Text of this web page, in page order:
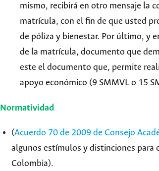
mismo, recibirá en otro mensaje la
matrícula, con el fin de que usted
de póliza y bienestar. Por último, y
de la matrícula, documento que
este el documento que, permite
apoyo económico (9 SMMVL o 15
Normatividad
(Acuerdo 70 de 2009 de Consejo
algunos estímulos y distinciones para
Colombia).